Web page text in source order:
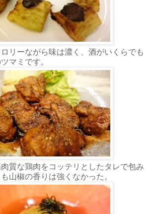
リーながら味は濃く、酒がいくらでも
マミです。
質な鶏肉をコッテリとしたタレで包み
山椒の香りは強くなかった。